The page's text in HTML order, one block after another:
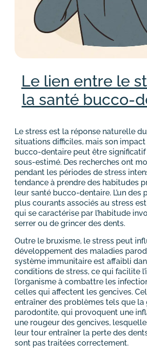
Le lien entre le
la santé bucco-
Le stress est la réponse naturelle
situations difficiles, mais son
bucco-dentaire peut être
sous-estimé. Des recherches ont
pendant les périodes de stress
tendance à prendre des habitudes
leur santé bucco-dentaire. L’un des
plus courants associés au stress
qui se caractérise par l’habitude
serrer ou de grincer des dents.
Outre le bruxisme, le stress peut
développement des maladies
système immunitaire est affaibli
conditions de stress, ce qui facilite
l’organisme à combattre les
celles qui affectent les gencives.
entraîner des problèmes tels que
parodontite, qui provoquent une
une rougeur des gencives,
leur tour entraîner la perte des
sont pas traitées correctement.